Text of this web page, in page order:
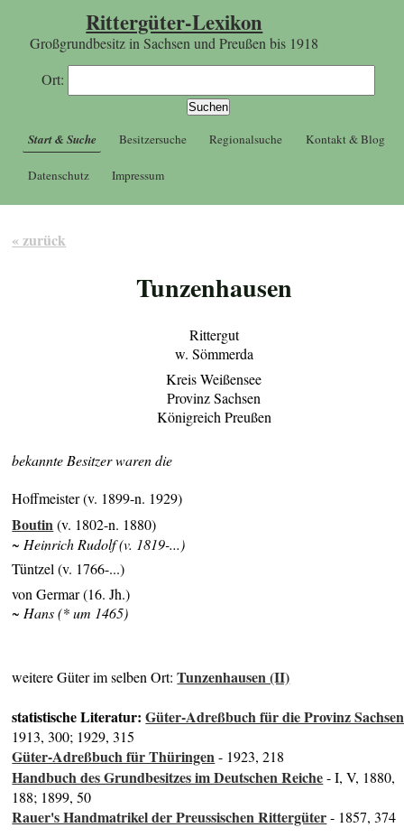
Rittergüter-Lexikon
Großgrundbesitz in Sachsen und Preußen bis 1918
Ort:
Start & Suche Besitzersuche Regionalsuche Kontakt & Blog
Datenschutz Impressum
« zurück
Tunzenhausen
Rittergut
w. Sömmerda
Kreis Weißensee
Provinz Sachsen
Königreich Preußen
bekannte Besitzer waren die
Hoffmeister (v. 1899-n. 1929)
Boutin(v. 1802-n. 1880)
~ Heinrich Rudolf (v. 1819-...)
Tüntzel (v. 1766-...)
von Germar (16. Jh.)
~ Hans (* um 1465)
weitere Güter im selben Ort:Tunzenhausen (II)
statistische Literatur:Güter-Adreßbuch für die Provinz Sachsen
1913, 300; 1929, 315
Güter-Adreßbuch für Thüringen- 1923, 218
Handbuch des Grundbesitzes im Deutschen Reiche- I, V, 1880,
188; 1899, 50
Rauer's Handmatrikel der Preussischen Rittergüter- 1857, 374